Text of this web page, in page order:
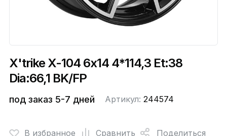
X'trike X-104 6x14 4*114,3 Et:38
Dia:66,1 BK/FP
под заказ 5-7 дней Артикул: 244574
В избранное Сравнить
Поделиться